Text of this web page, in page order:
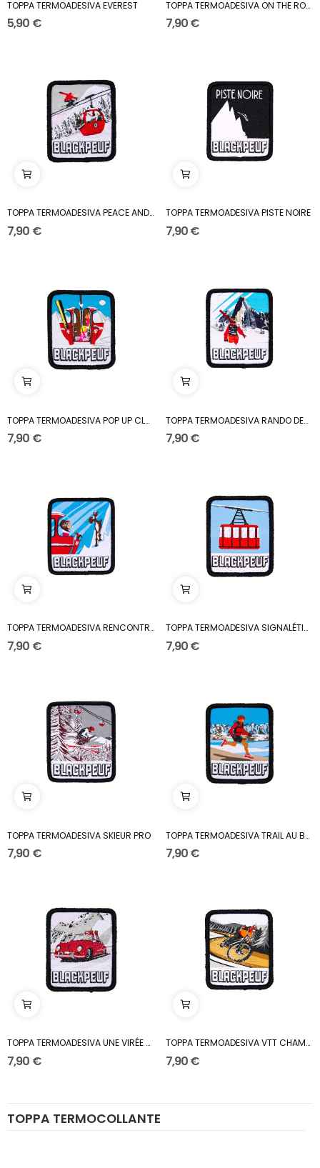
TOPPA TERMOCOLLANTE
TOPPA TERMOADESIVA EVEREST
5,90 €
TOPPA TERMOADESIVA ON THE ROAD AGAIN
7,90 €
TOPPA TERMOADESIVA PEACE AND PEUF
7,90 €
TOPPA TERMOADESIVA PISTE NOIRE
7,90 €
TOPPA TERMOADESIVA POP UP CLASSIC
7,90 €
TOPPA TERMOADESIVA RANDO DES DRUS
7,90 €
TOPPA TERMOADESIVA RENCONTRE AVEC UN DAHUT
7,90 €
TOPPA TERMOADESIVA SIGNALÉTIQUE TÉLÉPHÉRIQUE
7,90 €
TOPPA TERMOADESIVA SKIEUR PRO
7,90 €
TOPPA TERMOADESIVA TRAIL AU BORD DU LAC
7,90 €
TOPPA TERMOADESIVA UNE VIRÉE À DEUX
7,90 €
TOPPA TERMOADESIVA VTT CHAMPS DE BLÉ
7,90 €